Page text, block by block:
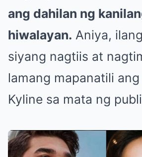
ang dahilan ng
hiwalayan. Aniya,
siyang nagtiis at
lamang mapanatili
Kyline sa mata ng